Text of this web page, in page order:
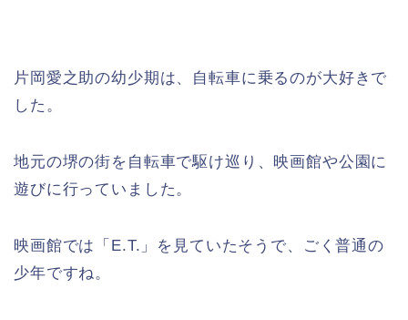
片岡愛之助の幼少期は、自転車に乗るのが大好きで
した。
地元の堺の街を自転車で駆け巡り、映画館や公園に
遊びに行っていました。
映画館では「E.T.」を見ていたそうで、ごく普通の
少年ですね。